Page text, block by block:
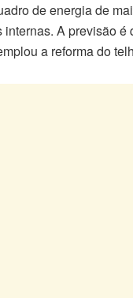
de energia de
A previsão
a reforma do